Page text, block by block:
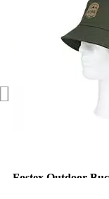
Fostex Outdoor